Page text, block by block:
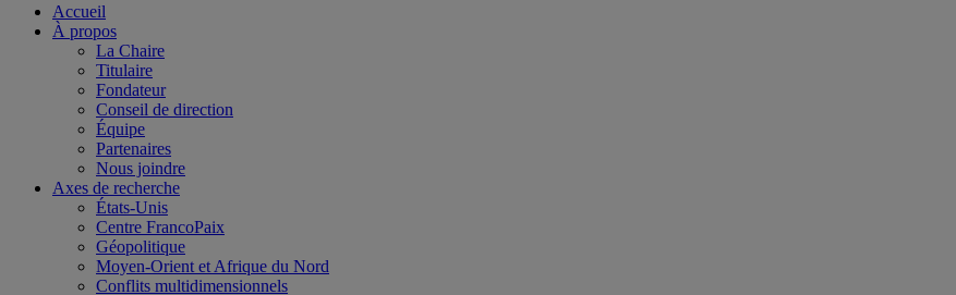
Accueil
À propos
La Chaire
Titulaire
Fondateur
Conseil de direction
Équipe
Partenaires
Nous joindre
Axes de recherche
États-Unis
Centre FrancoPaix
Géopolitique
Moyen-Orient et Afrique du Nord
Conflits multidimensionnels